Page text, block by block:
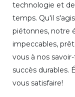
technologie et
temps. Qu'il
piétonnes, notre
impeccables,
vous à nos
succès durables.
vous satisfaire!